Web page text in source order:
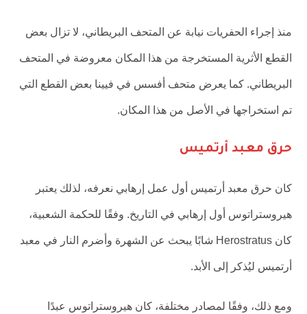
منذ إجراء الحفريات نيابة عن المتحف البريطاني، لا تزال بعض
القطع الأثرية المستخرجة من هذا المكان معروضة في المتحف
البريطاني. كما يعرض متحف أفسس في فيينا بعض القطع التي
تم استخراجها في الأصل من هذا المكان.
حرق معبد أرتميس
كان حرق معبد أرتميس أول عمل إرهابي نعرفه، لذلك يعتبر
هيروستراتوس أول إرهابي في التاريخ. وفقًا للحكمة الشعبية،
كان Herostratus شابًا يبحث عن الشهرة وأضرم النار في معبد
أرتميس ليُذكر إلى الأبد.
ومع ذلك، وفقًا لمصادر مختلفة، كان هيروستراتوس عبدًا